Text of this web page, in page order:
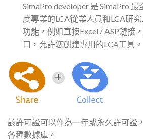
SimaPro developer 是 SimaPro
度專業的LCA從業人員和LCA研
功能，例如直接Excel / ASP鏈接
口，允許您創建專用的LCA工具。
該許可證可以作為一年或永久許可證
各種數據庫。